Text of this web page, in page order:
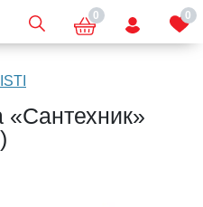
0 0
«Сантехник»